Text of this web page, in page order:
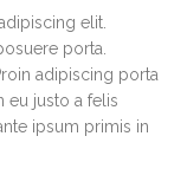
elit.
porta.
adipiscing porta
eu justo a felis
ipsum primis in